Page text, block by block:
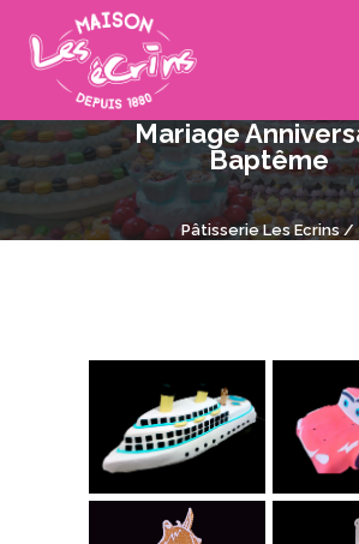
Mariage
Baptême
Pâtisserie Les Ecrins/